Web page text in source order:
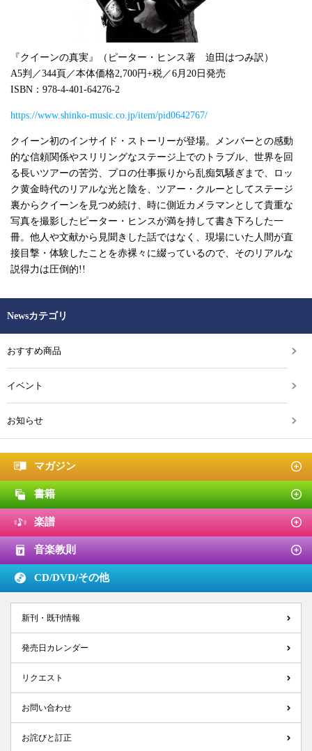
『クイーンの真実』（ピーター・ヒンス著 迫田はつみ訳）
A5判／344頁／本体価格2,700円+税／6月20日発売
ISBN：978-4-401-64276-2
https://www.shinko-music.co.jp/item/pid0642767/
クイーン初のインサイド・ストーリーが登場。メンバーとの感動
的な信頼関係やスリリングなステージ上でのトラブル、世界を回
る長いツアーの苦労、プロの仕事振りから乱痴気騒ぎまで、ロッ
ク黄金時代のリアルな光と陰を、ツアー・クルーとしてステージ
裏からクイーンを見つめ続け、時に側近カメラマンとして貴重な
写真を撮影したピーター・ヒンスが満を持して書き下ろした一
冊。他人や文献から見聞きした話ではなく、現場にいた人間が直
接目撃・体験したことを赤裸々に綴っているので、そのリアルな
説得力は圧倒的!!
Newsカテゴリ
おすすめ商品
イベント
お知らせ
マガジン
書籍
楽譜
音楽教則
CD/DVD/その他
新刊・既刊情報
発売日カレンダー
リクエスト
お問い合わせ
お詫びと訂正